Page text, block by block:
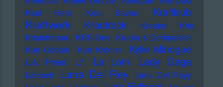
Kool Herc
Kool Savas Kraftklub
Kraftwerk Krautrock Kreator
Kris
Kristofferson KRS-One Kruder & Dorfmeister
Kurt Cobain
Kurt Krömer Kylie Minogue
L.A. Priest L7 La Lom Lady Gaga
Laibach Lana Del Rey
Lana Del Reyy